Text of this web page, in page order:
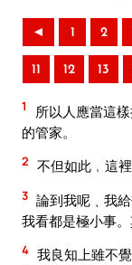
◄ 1 2
11 12 13
1
所以人應當這
的管家。
2 不但如此﹐這
3 論到我呢﹑我
我看都是極小事
4 我良知上雖不